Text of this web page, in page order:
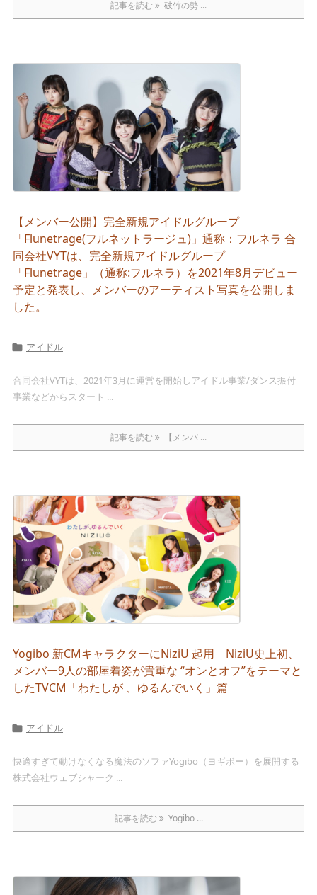
記事を読む 破竹の勢 ...
【メンバー公開】完全新規アイドルグループ
「Flunetrage(フルネットラージュ)」通称：フルネラ 合
同会社VYTは、完全新規アイドルグループ
「Flunetrage」（通称:フルネラ）を2021年8月デビュー
予定と発表し、メンバーのアーティスト写真を公開しま
した。
 アイドル
合同会社VYTは、2021年3月に運営を開始しアイドル事業/ダンス振付
事業などからスタート ...
記事を読む 【メンバ ...
Yogibo 新CMキャラクターにNiziU 起用 NiziU史上初、
メンバー9人の部屋着姿が貴重な “オンとオフ”をテーマと
したTVCM「わたしが 、ゆるんでいく」篇
 アイドル
快適すぎて動けなくなる魔法のソファYogibo（ヨギボー）を展開する
株式会社ウェブシャーク ...
記事を読む Yogibo ...